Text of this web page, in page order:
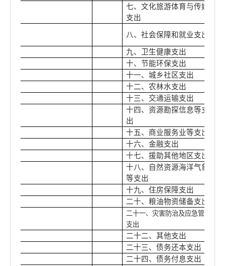
七、文化旅游体育与传媒
支出
八、社会保障和就业支出
九、卫生健康支出
十、节能环保支出
十一、城乡社区支出
十二、农林水支出
十三、交通运输支出
十四、资源勘探信息等支
出
十五、商业服务业等支出
十六、金融支出
十七、援助其他地区支出
十八、自然资源海洋气象
等支出
十九、住房保障支出
二十、粮油物资储备支出
二十一、灾害防治及应急管理
支出
二十二、其他支出
二十三、债务还本支出
二十四、债务付息支出